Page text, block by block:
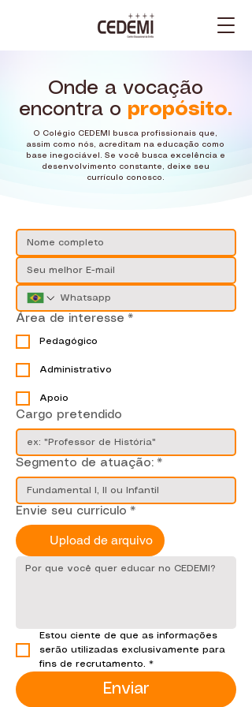
Onde a vocação
encontra o propósito.
O Colégio CEDEMI busca profissionais que,
assim como nós, acreditam na educação como
base inegociável. Se você busca excelência e
desenvolvimento constante, deixe seu
currículo conosco.
Área de interesse *
Pedagógico
Administrativo
Apoio
Cargo pretendido
Segmento de atuação: *
Envie seu curriculo *
Upload de arquivo
Estou ciente de que as informações
serão utilizadas exclusivamente para
fins de recrutamento.
*
Enviar